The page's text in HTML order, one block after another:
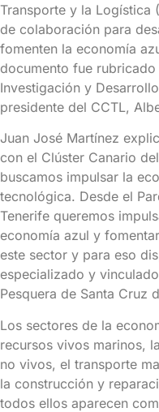
Transporte y la Logística
de colaboración para
fomenten la economía
documento fue
Investigación y
presidente del CCTL,
Juan José Martínez
con el Clúster Canario
buscamos impulsar la
tecnológica. Desde el
Tenerife queremos
economía azul y
este sector y para eso
especializado y
Pesquera de Santa Cruz
Los sectores de la
recursos vivos marinos,
no vivos, el transporte
la construcción y
todos ellos aparecen